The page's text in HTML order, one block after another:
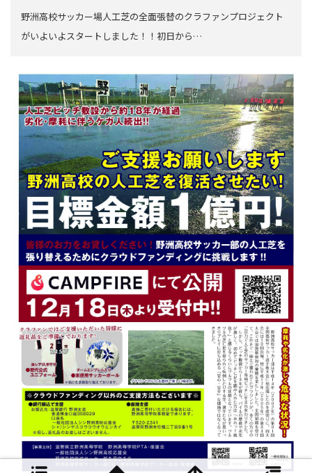
野洲高校サッカー場人工芝の全面張替のクラファンプロジェクト
がいよいよスタートしました！！初日から…
MENU HOME TOP SIDEBAR